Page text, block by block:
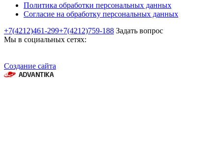
Политика обработки персональных данных
Согласие на обработку персональных данных
+7(4212)461-299+7(4212)759-188 Задать вопрос
Мы в социальных сетях:
Создание сайта